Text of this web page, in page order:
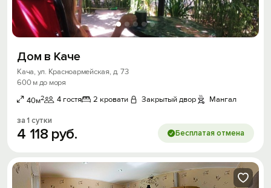
Дом в Каче
Кача, ул. Красноармейская, д. 73
600 м до моря
40м2 4 гостя 2 кровати Закрытый двор Мангал
за 1 сутки
4 118 руб. Бесплатая отмена